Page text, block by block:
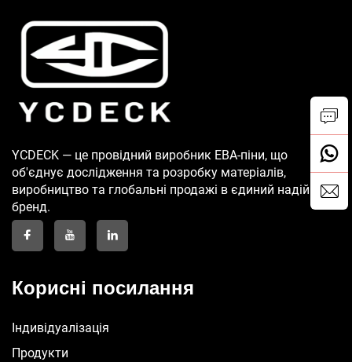
YCDECK — це провідний виробник ЕВА-піни, що
об'єднує дослідження та розробку матеріалів,
виробництво та глобальні продажі в єдиний надійний
бренд.
Корисні посилання
Індивідуалізація
Продукти